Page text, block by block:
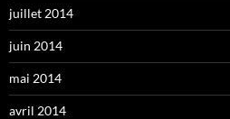
juillet 2014
juin 2014
mai 2014
avril 2014